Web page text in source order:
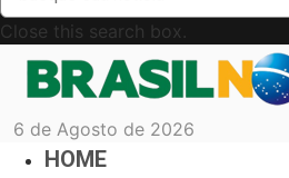
Close this search box.
6 de Agosto de 2026
HOME